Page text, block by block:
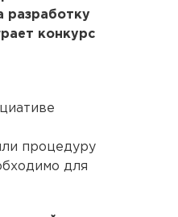
разработку
конкурс
процедуру
для